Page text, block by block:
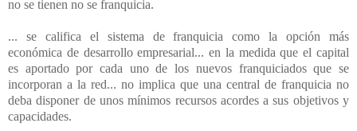
no se tienen no se franquicia.
... se califica el sistema de franquicia como la opción más
económica de desarrollo empresarial... en la medida que el capital
es aportado por cada uno de los nuevos franquiciados que se
incorporan a la red... no implica que una central de franquicia no
deba disponer de unos mínimos recursos acordes a sus objetivos y
capacidades.